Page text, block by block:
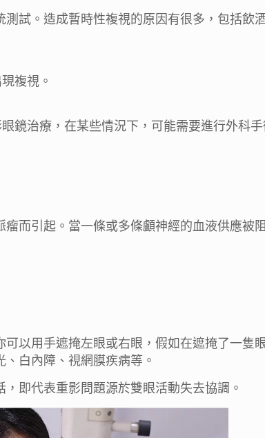
試。造成暫時性複視的原因有很多，包括飲
複視。
鏡治療，在某些情況下，可能需要進行外科手
而引起。當一條或多條顱神經的血液供應被
以用手遮掩左眼或右眼，假如在遮掩了一隻
白內障、視網膜疾病等。
即代表重影問題源於雙眼活動失去協調。